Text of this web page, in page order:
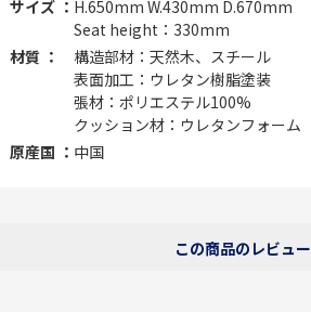
サイズ ： H.650mm W.430mm D.670mm
Seat height：330mm
材質 ：
構造部材：天然木、スチール
表面加工：ウレタン樹脂塗装
張材：ポリエステル100%
クッション材：ウレタンフォーム
原産国 ： 中国
この商品のレビュー